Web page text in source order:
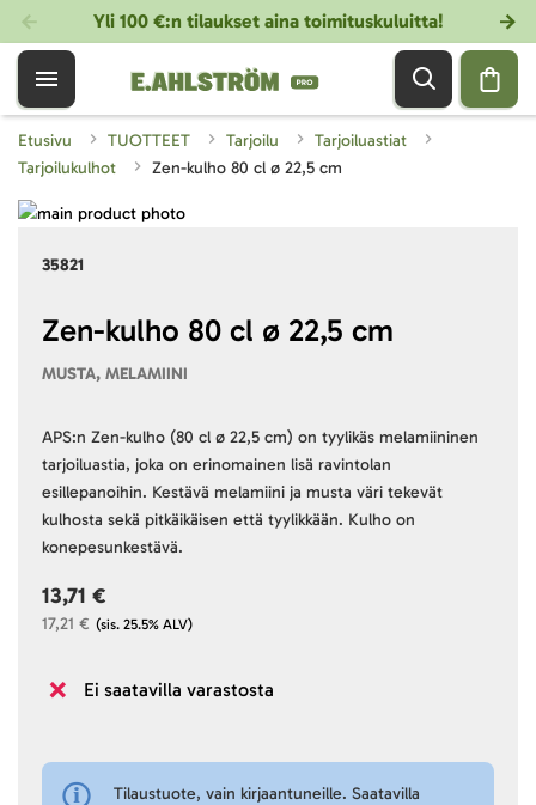
Yli 100 €:n tilaukset aina toimituskuluitta!
Etusivu TUOTTEET Tarjoilu
Tarjoiluastiat
Tarjoilukulhot
Zen-kulho 80 cl ø 22,5 cm
35821
Zen-kulho 80 cl ø 22,5 cm
MUSTA, MELAMIINI
APS:n Zen-kulho (80 cl ø 22,5 cm) on tyylikäs melamiininen
tarjoiluastia, joka on erinomainen lisä ravintolan
esillepanoihin. Kestävä melamiini ja musta väri tekevät
kulhosta sekä pitkäikäisen että tyylikkään. Kulho on
konepesunkestävä.
(sis. 25.5% ALV)
17,21 €
13,71 €
Ei saatavilla varastosta
Tilaustuote, vain kirjaantuneille. Saatavilla
Skip
images
beginning
gallery